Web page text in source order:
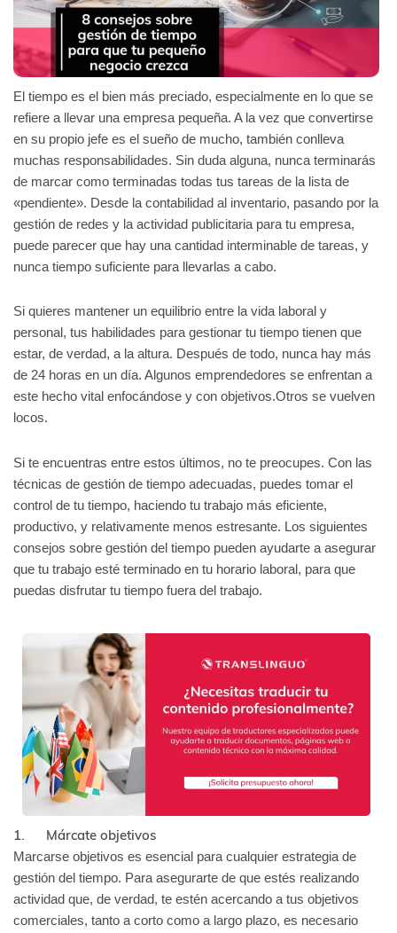
El tiempo es el bien más preciado, especialmente en lo que se
refiere a llevar una empresa pequeña. A la vez que convertirse
en su propio jefe es el sueño de mucho, también conlleva
muchas responsabilidades. Sin duda alguna, nunca terminarás
de marcar como terminadas todas tus tareas de la lista de
«pendiente». Desde la contabilidad al inventario, pasando por la
gestión de redes y la actividad publicitaria para tu empresa,
puede parecer que hay una cantidad interminable de tareas, y
nunca tiempo suficiente para llevarlas a cabo.
Si quieres mantener un equilibrio entre la vida laboral y
personal, tus habilidades para gestionar tu tiempo tienen que
estar, de verdad, a la altura. Después de todo, nunca hay más
de 24 horas en un día. Algunos emprendedores se enfrentan a
este hecho vital enfocándose y con objetivos.Otros se vuelven
locos.
Si te encuentras entre estos últimos, no te preocupes. Con las
técnicas de gestión de tiempo adecuadas, puedes tomar el
control de tu tiempo, haciendo tu trabajo más eficiente,
productivo, y relativamente menos estresante. Los siguientes
consejos sobre gestión del tiempo pueden ayudarte a asegurar
que tu trabajo esté terminado en tu horario laboral, para que
puedas disfrutar tu tiempo fuera del trabajo.
1. Márcate objetivos
Marcarse objetivos es esencial para cualquier estrategia de
gestión del tiempo. Para asegurarte de que estés realizando
actividad que, de verdad, te estén acercando a tus objetivos
comerciales, tanto a corto como a largo plazo, es necesario